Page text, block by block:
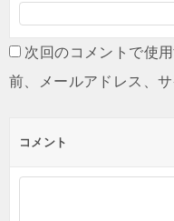
次回のコメントで使
前、メールアドレス、サ
コメント